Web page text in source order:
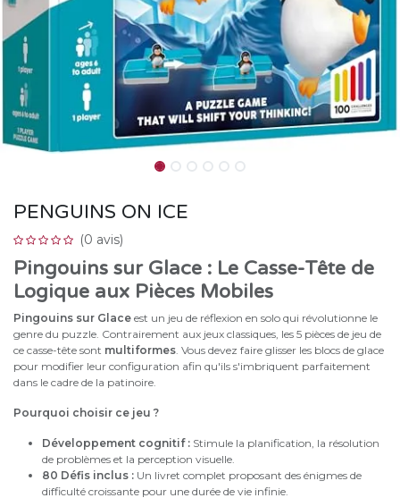
PENGUINS ON ICE
(0 avis)
Pingouins sur Glace : Le Casse-Tête de
Logique aux Pièces Mobiles
Pingouins sur Glace est un jeu de réflexion en solo qui révolutionne le
genre du puzzle. Contrairement aux jeux classiques, les 5 pièces de jeu de
ce casse-tête sont multiformes . Vous devez faire glisser les blocs de glace
pour modifier leur configuration afin qu'ils s'imbriquent parfaitement
dans le cadre de la patinoire.
Pourquoi choisir ce jeu ?
Développement cognitif : Stimule la planification, la résolution
de problèmes et la perception visuelle.
80 Défis inclus : Un livret complet proposant des énigmes de
difficulté croissante pour une durée de vie infinie.